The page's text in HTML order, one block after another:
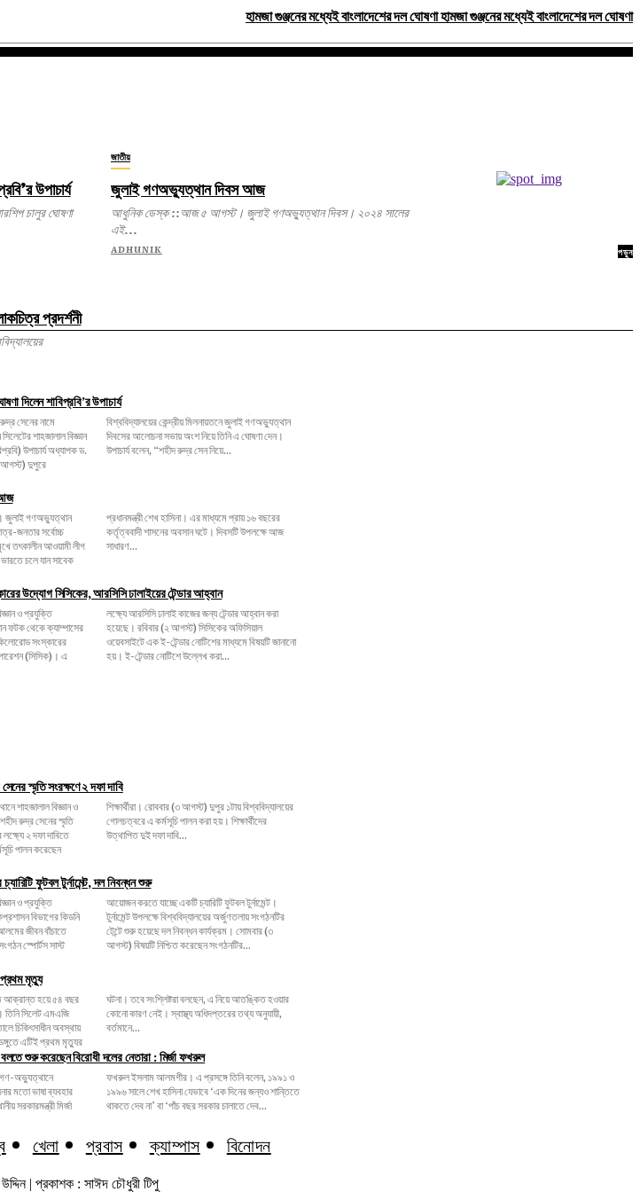
হামজা গুঞ্জনের মধ্যেই বাংলাদেশের দল ঘোষণা হামজা গুঞ্জনের মধ্যেই বাংলাদেশের দল ঘোষণা
উপাচার্য
জাতীয়
জুলাই গণঅভ্যুত্থান দিবস আজ
আধুনিক ডেস্ক ::আজ ৫ আগস্ট। জুলাই গণঅভ্যুত্থান দিবস। ২০২৪ সালের
এই...
ADHUNIK
প্রদর্শনী
পড়ুন
দিলেন শাবিপ্রবি’র উপাচার্য
শাহজালাল বিজ্ঞান
উপাচার্য অধ্যাপক ড.
তিনি এ ঘোষণা দেন।
উপাচার্য বলেন, ‌“শহীদ রুদ্র সেন নিয়ে...
গণঅভ্যুত্থান
জনতার সর্বোচ্চ
তৎকালীন আওয়ামী লীগ
চলে যান সাবেক
প্রায় ১৬ বছরের
উপলক্ষে আজ
সাধারণ...
উদ্যোগ সিসিকের, আরসিসি ঢালাইয়ের টেন্ডার আহ্বান
ফটক থেকে ক্যাম্পাসের
সংস্কারের
(সিসিক)। এ
অফিসিয়াল
বিষয়টি জানানো
হয়। ই-টেন্ডার নোটিশে উল্লেখ করা...
স্মৃতি সংরক্ষণে ২ দফা দাবি
রুদ্র সেনের স্মৃতি
লক্ষ্যে ২ দফা দাবিতে
পালন করেছেন
হয়। শিক্ষার্থীদের
উত্থাপিত দুই দফা দাবি...
ফুটবল টুর্নামেন্ট, দল নিবন্ধন শুরু
বিভাগের কিডনি
জীবন বাঁচাতে
স্পোর্টস সাস্ট
অর্জুণতলায় সংগঠনটির
সোমবার (৩
আগস্ট) বিষয়টি নিশ্চিত করেছেন সংগঠনটির...
প্রথম মৃত্যু
সিলেট এমএজি
চিকিৎসাধীন অবস্থায়
এটিই প্রথম মৃত্যুর
তথ্য অনুযায়ী,
বর্তমানে...
শুরু করেছেন বিরোধী দলের নেতারা : মির্জা ফখরুল
গণ-অভ্যুত্থানে
মতো ভাষা ব্যবহার
সরকারমন্ত্রী মির্জা
বলেন, ১৯৯১ ও
দিনের জন্যও শান্তিতে
থাকতে দেব না’ বা ‘পাঁচ বছর সরকার চালাতে দেব...
খেলা প্রবাস ক্যাম্পাস বিনোদন
| প্রকাশক : সাঈদ চৌধুরী টিপু